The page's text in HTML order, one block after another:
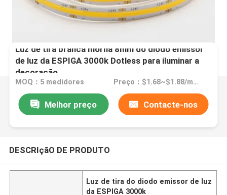
Luz de tira branca morna 8mm do diodo emissor
de luz da ESPIGA 3000k Dotless para iluminar a
decoração
MOQ：5 medidores Preço：$1.68~$1.88/meter
Melhor preço Contacte-nos
DESCRIçãO DE PRODUTO
Luz de tira do diodo emissor de luz
da ESPIGA 3000k